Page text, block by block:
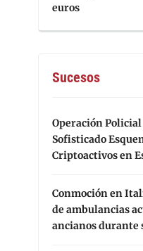
euros
Sucesos
Operación
Sofisticado
Criptoactivos en
Conmoción en
de ambulancias
ancianos durante